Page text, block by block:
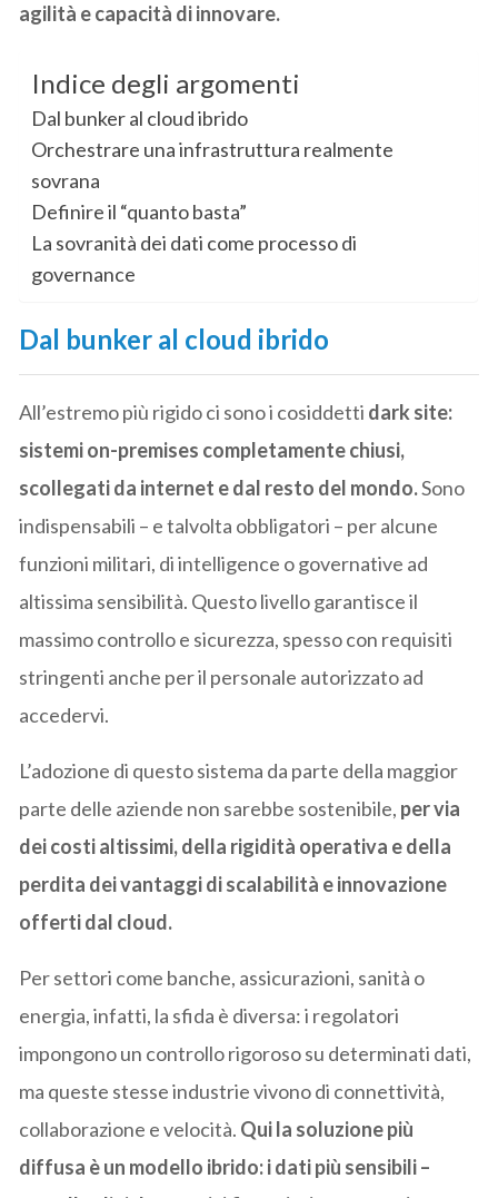
agilità e capacità di innovare.
Indice degli argomenti
Dal bunker al cloud ibrido
Orchestrare una infrastruttura realmente
sovrana
Definire il “quanto basta”
La sovranità dei dati come processo di
governance
Dal bunker al cloud ibrido
All’estremo più rigido ci sono i cosiddetti dark site:
sistemi on-premises completamente chiusi,
scollegati da internet e dal resto del mondo.Sono
indispensabili – e talvolta obbligatori – per alcune
funzioni militari, di intelligence o governative ad
altissima sensibilità. Questo livello garantisce il
massimo controllo e sicurezza, spesso con requisiti
stringenti anche per il personale autorizzato ad
accedervi.
L’adozione di questo sistema da parte della maggior
parte delle aziende non sarebbe sostenibile, per via
dei costi altissimi, della rigidità operativa e della
perdita dei vantaggi di scalabilità e innovazione
offerti dal cloud.
Per settori come banche, assicurazioni, sanità o
energia, infatti, la sfida è diversa: i regolatori
impongono un controllo rigoroso su determinati dati,
ma queste stesse industrie vivono di connettività,
collaborazione e velocità. Qui la soluzione più
diffusa è un modello ibrido: i dati più sensibili –